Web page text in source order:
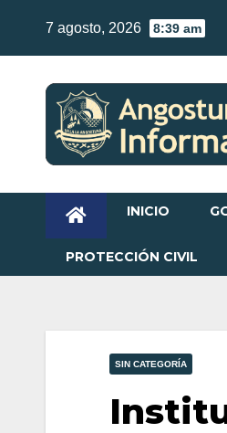
content
7 agosto, 2026 8:39 am
INICIO
PROTECCIÓN CIVIL
SIN CATEGORÍA